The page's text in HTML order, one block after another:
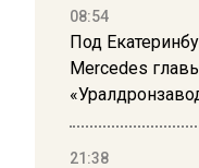
08:54
Под
Mercedes
21:38